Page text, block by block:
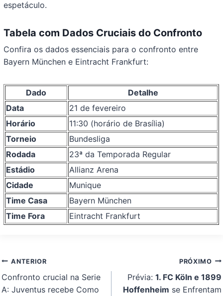
espetáculo.
Tabela com Dados Cruciais do Confronto
Confira os dados essenciais para o confronto entre
Bayern München e Eintracht Frankfurt:
Dado
Detalhe
Data
21 de fevereiro
Horário
11:30 (horário de Brasília)
Torneio
Bundesliga
Rodada
23ª da Temporada Regular
Estádio
Allianz Arena
Cidade
Munique
Time Casa
Bayern München
Time Fora
Eintracht Frankfurt
Navegação
de
Post
ANTERIOR
Confronto crucial na Serie
A: Juventus recebe Como
PRÓXIMO
Prévia: 1. FC Köln e 1899
Hoffenheim se Enfrentam